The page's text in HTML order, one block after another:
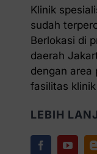
Klinik
sudah
Berlokasi di
daerah
dengan area
fasilitas
LEBIH